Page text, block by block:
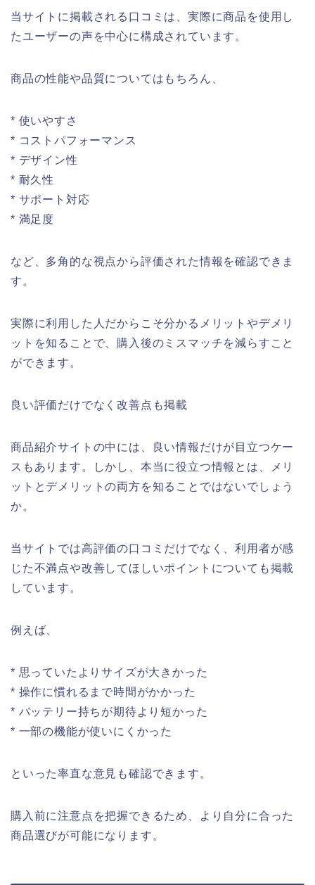
当サイトに掲載される口コミは、実際に商品を使用し
たユーザーの声を中心に構成されています。
商品の性能や品質についてはもちろん、
* 使いやすさ
* コストパフォーマンス
* デザイン性
* 耐久性
* サポート対応
* 満足度
など、多角的な視点から評価された情報を確認できま
す。
実際に利用した人だからこそ分かるメリットやデメリ
ットを知ることで、購入後のミスマッチを減らすこと
ができます。
良い評価だけでなく改善点も掲載
商品紹介サイトの中には、良い情報だけが目立つケー
スもあります。しかし、本当に役立つ情報とは、メリ
ットとデメリットの両方を知ることではないでしょう
か。
当サイトでは高評価の口コミだけでなく、利用者が感
じた不満点や改善してほしいポイントについても掲載
しています。
例えば、
* 思っていたよりサイズが大きかった
* 操作に慣れるまで時間がかかった
* バッテリー持ちが期待より短かった
* 一部の機能が使いにくかった
といった率直な意見も確認できます。
購入前に注意点を把握できるため、より自分に合った
商品選びが可能になります。